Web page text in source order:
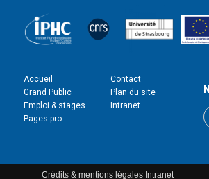
Accueil
Grand Public
Emploi & stages
Pages pro
Contact
Plan du site
Intranet
Crédits & mentions légales Intranet